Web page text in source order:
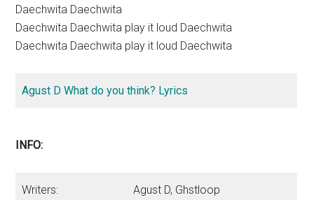
Daechwita Daechwita
Daechwita Daechwita play it loud Daechwita
Daechwita Daechwita play it loud Daechwita
Agust D What do you think? Lyrics
INFO:
Writers: Agust D, Ghstloop